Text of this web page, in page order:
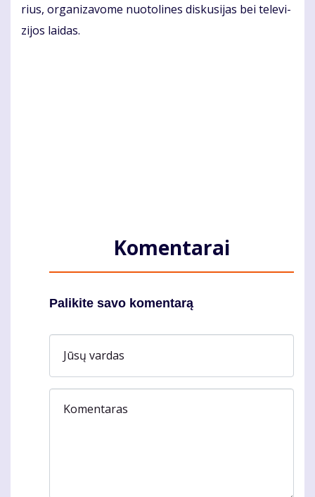
rius, or­ga­ni­za­vo­me nuo­to­li­nes dis­ku­si­jas bei te­le­vi­
zi­jos lai­das.
Komentarai
Palikite savo komentarą
Jūsų vardas
Komentaras